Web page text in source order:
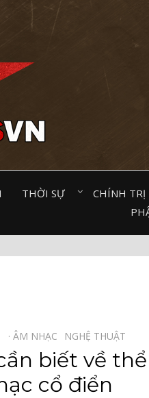
THỜI SỰ⠀ CHÍNH TRỊ⠀
ÂM NHẠC⠀ NGHỆ THUẬT⠀
biết về
cổ điển